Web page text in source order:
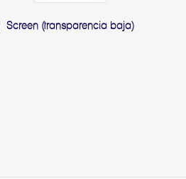
Screen (transparencia baja)